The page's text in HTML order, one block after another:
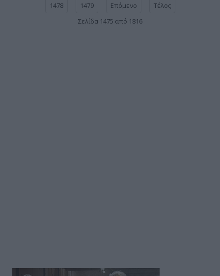
1478
1479 Επόμενο
Τέλος
Σελίδα 1475 από 1816